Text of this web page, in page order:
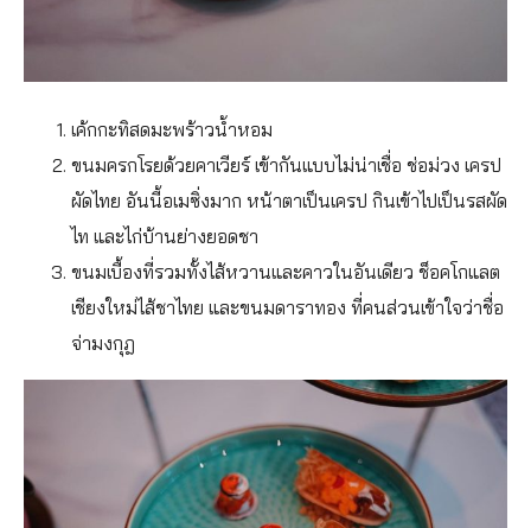
เค้กกะทิสดมะพร้าวน้ำหอม
ขนมครกโรยด้วยคาเวียร์ เข้ากันแบบไม่น่าเชื่อ ช่อม่วง เครป
ผัดไทย อันนี้อเมซิ่งมาก หน้าตาเป็นเครป กินเข้าไปเป็นรสผัด
ไท และไก่บ้านย่างยอดชา
ขนมเบื้องที่รวมทั้งไส้หวานและคาวในอันเดียว ช็อคโกแลต
เชียงใหม่ไส้ชาไทย และขนมดาราทอง ที่คนส่วนเข้าใจว่าชื่อ
จ่ามงกุฎ